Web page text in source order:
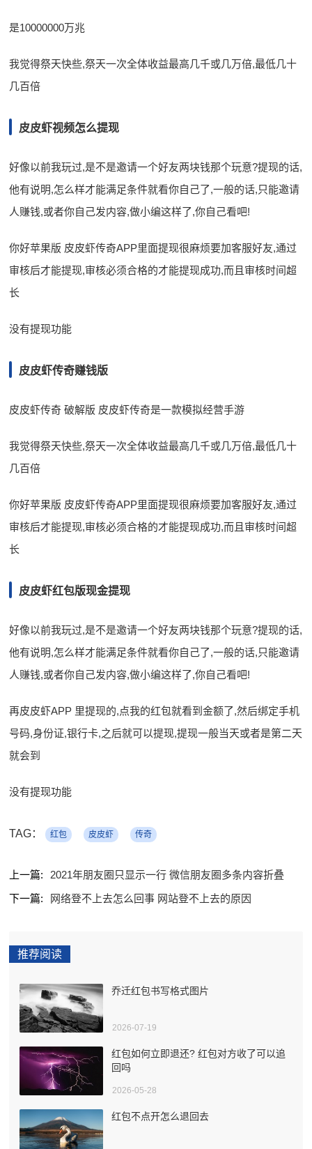
是10000000万兆
我觉得祭天快些,祭天一次全体收益最高几千或几万倍,最低几十
几百倍
皮皮虾视频怎么提现
好像以前我玩过,是不是邀请一个好友两块钱那个玩意?提现的话,
他有说明,怎么样才能满足条件就看你自己了,一般的话,只能邀请
人赚钱,或者你自己发内容,做小编这样了,你自己看吧!
你好苹果版 皮皮虾传奇APP里面提现很麻烦要加客服好友,通过
审核后才能提现,审核必须合格的才能提现成功,而且审核时间超
长
没有提现功能
皮皮虾传奇赚钱版
皮皮虾传奇 破解版 皮皮虾传奇是一款模拟经营手游
我觉得祭天快些,祭天一次全体收益最高几千或几万倍,最低几十
几百倍
你好苹果版 皮皮虾传奇APP里面提现很麻烦要加客服好友,通过
审核后才能提现,审核必须合格的才能提现成功,而且审核时间超
长
皮皮虾红包版现金提现
好像以前我玩过,是不是邀请一个好友两块钱那个玩意?提现的话,
他有说明,怎么样才能满足条件就看你自己了,一般的话,只能邀请
人赚钱,或者你自己发内容,做小编这样了,你自己看吧!
再皮皮虾APP 里提现的,点我的红包就看到金额了,然后绑定手机
号码,身份证,银行卡,之后就可以提现,提现一般当天或者是第二天
就会到
没有提现功能
TAG： 红包 皮皮虾 传奇
上一篇:
2021年朋友圈只显示一行 微信朋友圈多条内容折叠
下一篇:
网络登不上去怎么回事 网站登不上去的原因
推荐阅读
乔迁红包书写格式图片
2026-07-19
红包如何立即退还? 红包对方收了可以追
回吗
2026-05-28
红包不点开怎么退回去